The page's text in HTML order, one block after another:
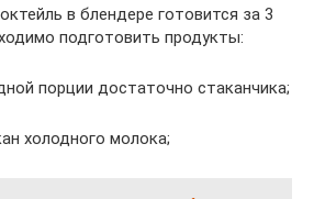
в блендере готовится за 3
подготовить продукты:
порции достаточно стаканчика;
холодного молока;